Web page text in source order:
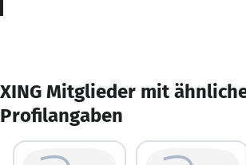
XING Mitglieder mit
Profilangaben